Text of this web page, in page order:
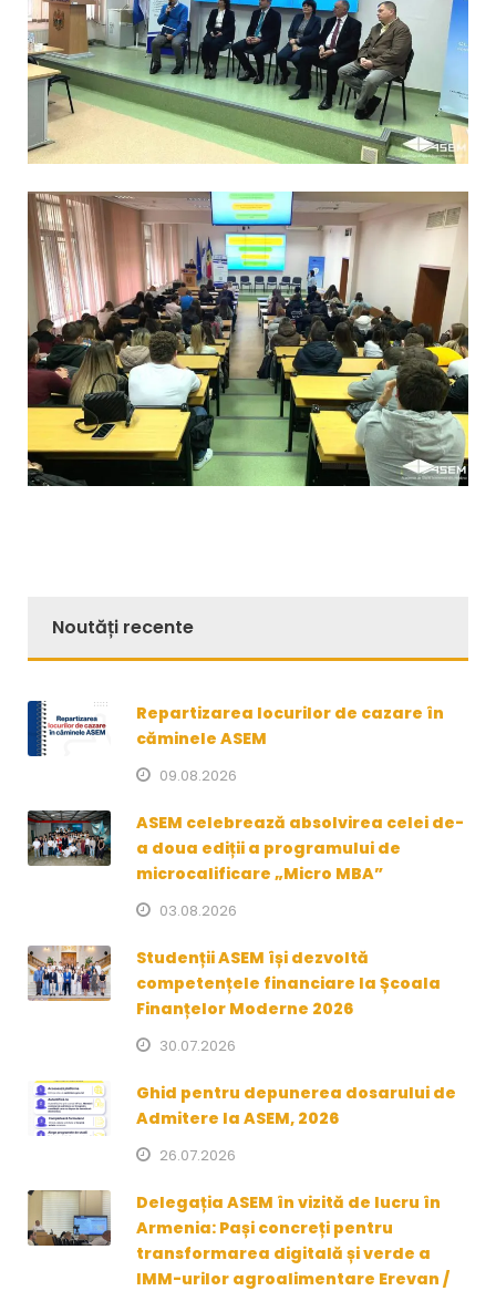
Noutăți recente
Repartizarea locurilor de cazare în
căminele ASEM
09.08.2026
ASEM celebrează absolvirea celei de-
a doua ediții a programului de
microcalificare „Micro MBA”
03.08.2026
Studenții ASEM își dezvoltă
competențele financiare la Școala
Finanțelor Moderne 2026
30.07.2026
Ghid pentru depunerea dosarului de
Admitere la ASEM, 2026
26.07.2026
Delegația ASEM în vizită de lucru în
Armenia: Pași concreți pentru
transformarea digitală și verde a
IMM-urilor agroalimentare Erevan /